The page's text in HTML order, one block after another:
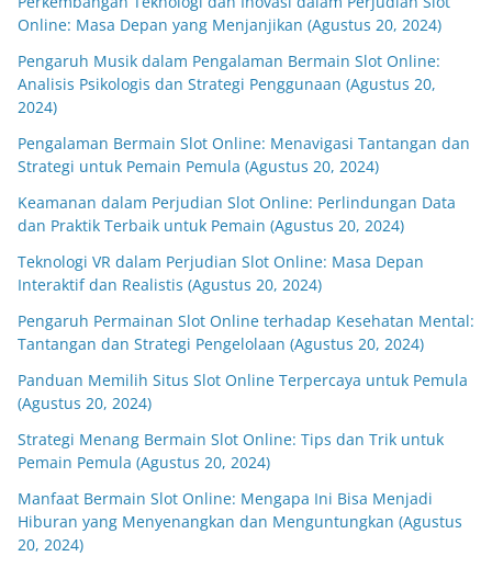
Online: Masa Depan yang Menjanjikan (Agustus 20, 2024)
Pengaruh Musik dalam Pengalaman Bermain Slot Online:
Analisis Psikologis dan Strategi Penggunaan (Agustus 20,
2024)
Pengalaman Bermain Slot Online: Menavigasi Tantangan dan
Strategi untuk Pemain Pemula (Agustus 20, 2024)
Keamanan dalam Perjudian Slot Online: Perlindungan Data
dan Praktik Terbaik untuk Pemain (Agustus 20, 2024)
Teknologi VR dalam Perjudian Slot Online: Masa Depan
Interaktif dan Realistis (Agustus 20, 2024)
Pengaruh Permainan Slot Online terhadap Kesehatan Mental:
Tantangan dan Strategi Pengelolaan (Agustus 20, 2024)
Panduan Memilih Situs Slot Online Terpercaya untuk Pemula
(Agustus 20, 2024)
Strategi Menang Bermain Slot Online: Tips dan Trik untuk
Pemain Pemula (Agustus 20, 2024)
Manfaat Bermain Slot Online: Mengapa Ini Bisa Menjadi
Hiburan yang Menyenangkan dan Menguntungkan (Agustus
20, 2024)